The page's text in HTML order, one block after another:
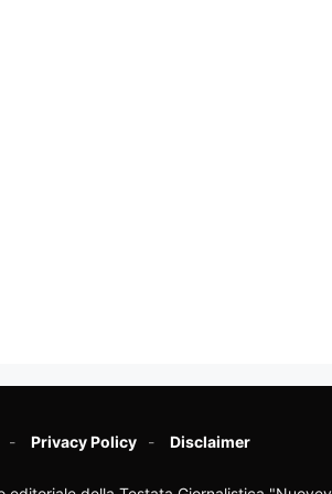
Privacy Policy Disclaimer